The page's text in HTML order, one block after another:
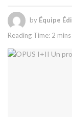
by Équipe
Reading Time: 2